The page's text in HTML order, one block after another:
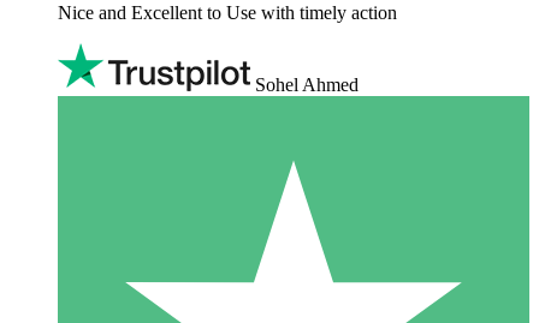
Nice and Excellent to Use with timely action
Sohel Ahmed